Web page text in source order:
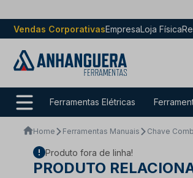
Vendas CorporativasEmpresaLoja Física
Ferramentas Elétricas
Home Ferramentas Manuais Chave
Produto fora de linha!
PRODUTO